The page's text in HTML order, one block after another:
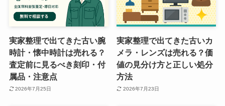
実家整理で出てきた古い腕
時計・懐中時計は売れる？
査定前に見るべき刻印・付
属品・注意点
2026年7月25日
実家整理で出てきた古いカ
メラ・レンズは売れる？価
値の見分け方と正しい処分
方法
2026年7月23日